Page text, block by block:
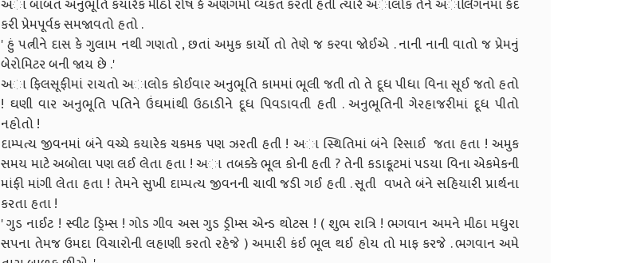
અા બાબત અનુભૂતિ કયારેક મીઠો રોષ કે અણગમો વ્યકત કરતી હતી ત્યારે અાલોક તેને અાલિંગનમાં કેદ
કરી પ્રેમપૂર્વક સમજાવતો હતો .
' હું પત્નીને દાસ કે ગુલામ નથી ગણતો , છતાં અમુક કાર્યો તો તેણે જ કરવા જોઈએ . નાની નાની વાતો જ પ્રેમનું
બેરોમિટર બની જાય છે .'
અા ફિલસૂફીમાં રાચતો અાલોક કોઈવાર અનુભૂતિ કામમાં ભૂલી જતી તો તે દૂધ પીધા વિના સૂઈ જતો હતો
! ઘણી વાર અનુભૂતિ પતિને ઉંઘમાંથી ઉઠાડીને દૂધ પિવડાવતી હતી . અનુભૂતિની ગેરહાજરીમાં દૂધ પીતો
નહોતો !
દામ્પત્ય જીવનમાં બંને વચ્ચે કયારેક ચકમક પણ ઝરતી હતી ! અા સ્થિતિમાં બંને રિસાઈ જતા હતા ! અમુક
સમય માટે અબોલા પણ લઈ લેતા હતા ! અા તબક્કે ભૂલ કોની હતી ? તેની કડાકૂટમાં પડયા વિના એકમેકની
માંફી માંગી લેતા હતા ! તેમને સુખી દામ્પત્ય જીવનની ચાવી જડી ગઈ હતી . સૂતી વખતે બંને સહિયારી પ્રાર્થના
કરતા હતા !
' ગુડ નાઈટ ! સ્વીટ ડ્રિમ્સ ! ગોડ ગીવ અસ ગુડ ડ્રીમ્સ એન્ડ થોટસ ! ( શુભ રાત્રિ ! ભગવાન અમને મીઠા મધુરા
સપના તેમજ ઉમદા વિચારોની લહાણી કરતો રહેજે ) અમારી કંઈ ભૂલ થઈ હોય તો માફ કરજે . ભગવાન અમે